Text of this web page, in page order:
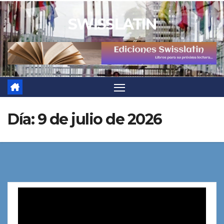
Saltar
al
contenido
SWISSLATIN
Día:9 de julio de 2026